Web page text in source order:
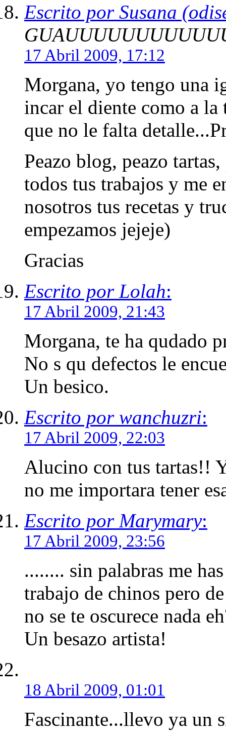
Escrito por Susana
17 Abril 2009, 17:12
Morgana, yo tengo una
incar el diente como a la
que no le falta
Peazo blog, peazo
todos tus trabajos y me
nosotros tus recetas y
empezamos jejeje)
Gracias
Escrito por Lolah:
17 Abril 2009, 21:43
Morgana, te ha qudado
No s qu defectos le
Un besico.
Escrito por wanchuzri:
17 Abril 2009, 22:03
Alucino con tus tartas!!
no me importara tener
Escrito por Marymary:
17 Abril 2009, 23:56
........ sin palabras me
trabajo de chinos pero
no se te oscurece nada
Un besazo artista!
18 Abril 2009, 01:01
Fascinante...llevo ya un